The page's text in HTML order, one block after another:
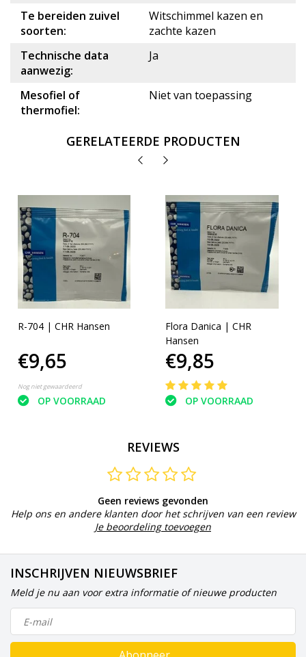
Te bereiden zuivel
soorten:
Witschimmel kazen en
zachte kazen
Technische data
aanwezig:
Ja
Mesofiel of
thermofiel:
Niet van toepassing
GERELATEERDE PRODUCTEN
R-704 | CHR Hansen
€9,65
Nog niet gewaardeerd
OP VOORRAAD
Flora Danica | CHR
Hansen
€9,85
OP VOORRAAD
REVIEWS
Geen reviews gevonden
Help ons en andere klanten door het schrijven van een review
Je beoordeling toevoegen
INSCHRIJVEN NIEUWSBRIEF
Meld je nu aan voor extra informatie of nieuwe producten